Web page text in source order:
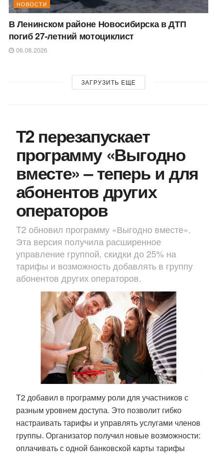
НОВОСТИ
В Ленинском районе Новосибирска в ДТП
погиб 27-летний мотоциклист
06.08.2026
ЗАГРУЗИТЬ ЕЩЕ
Т2 перезапускает
программу «Выгодно
вместе» – теперь и для
абонентов других
операторов
T2 обновил программу «Выгодно вместе».
Эта версия получила расширенное
управление группой, скидки до 25% на
тарифы и возможность добавлять в группу
абонентов других операторов.
Т2 добавил в программу роли для участников с
разным уровнем доступа. Это позволит гибко
настраивать тарифы и управлять услугами членов
группы. Организатор получил новые возможности:
оплачивать с одной банковской карты тарифы